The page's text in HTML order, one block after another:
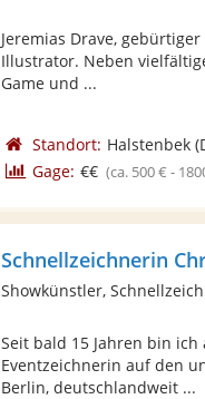
Jeremias Drave,
Illustrator. Neben
Game und ...
Standort: Halstenbek
Gage: €€ (ca. 500 € -
Schnellzeichnerin
Showkünstler,
Seit bald 15 Jahren bin
Eventzeichnerin auf den
Berlin, deutschlandweit ...